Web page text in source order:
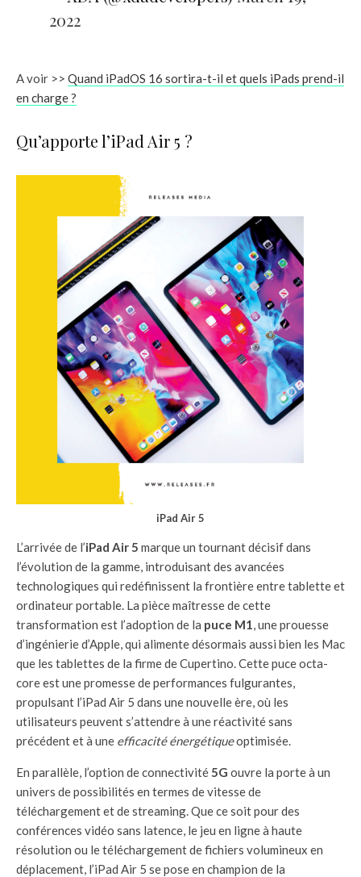
2022
A voir >> Quand iPadOS 16 sortira-t-il et quels iPads prend-il
en charge ?
Qu’apporte l’iPad Air 5 ?
iPad Air 5
L’arrivée de l’iPad Air 5 marque un tournant décisif dans
l’évolution de la gamme, introduisant des avancées
technologiques qui redéfinissent la frontière entre tablette et
ordinateur portable. La pièce maîtresse de cette
transformation est l’adoption de la puce M1, une prouesse
d’ingénierie d’Apple, qui alimente désormais aussi bien les Mac
que les tablettes de la firme de Cupertino. Cette puce octa-
core est une promesse de performances fulgurantes,
propulsant l’iPad Air 5 dans une nouvelle ère, où les
utilisateurs peuvent s’attendre à une réactivité sans
précédent et à une efficacité énergétiqueoptimisée.
En parallèle, l’option de connectivité5G ouvre la porte à un
univers de possibilités en termes de vitesse de
téléchargement et de streaming. Que ce soit pour des
conférences vidéo sans latence, le jeu en ligne à haute
résolution ou le téléchargement de fichiers volumineux en
déplacement, l’iPad Air 5 se pose en champion de la